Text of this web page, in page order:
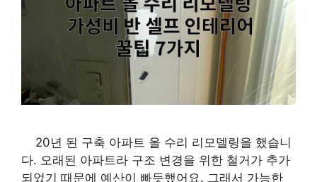
20년 된 구축 아파트 올 수리 리모델링을 했습니
다. 오래된 아파트라 구조 변경을 위한 철거가 추가
되었기 때문에 예산이 빠듯했어요. 그래서 가능한